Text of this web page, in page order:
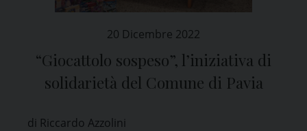
20 Dicembre 2022
“Giocattolo sospeso”, l’iniziativa di
solidarietà del Comune di Pavia
di Riccardo Azzolini